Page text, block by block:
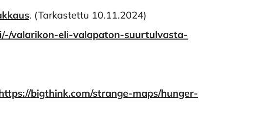
. (Tarkastettu 10.11.2024)
valarikon-eli-valapaton-suurtulvasta-
bigthink.com/strange-maps/hunger-